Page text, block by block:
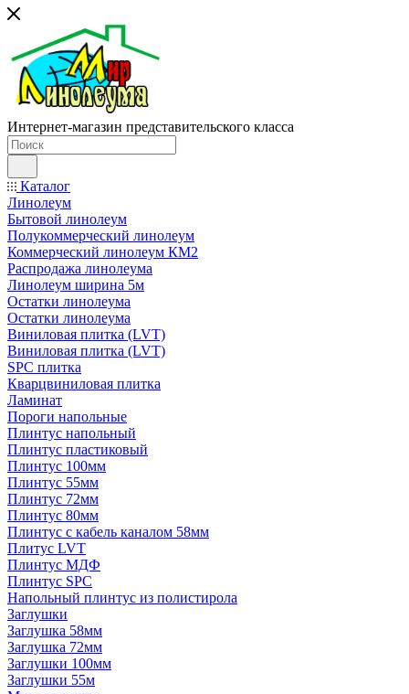
Интернет-магазин представительского класса
Каталог
Линолеум
Бытовой линолеум
Полукоммерческий линолеум
Коммерческий линолеум КМ2
Распродажа линолеума
Линолеум ширина 5м
Остатки линолеума
Остатки линолеума
Виниловая плитка (LVT)
Виниловая плитка (LVT)
SPC плитка
Кварцвиниловая плитка
Ламинат
Пороги напольные
Плинтус напольный
Плинтус пластиковый
Плинтус 100мм
Плинтус 55мм
Плинтус 72мм
Плинтус 80мм
Плинтус с кабель каналом 58мм
Плитус LVT
Плинтус МДФ
Плинтус SPC
Напольный плинтус из полистирола
Заглушки
Заглушка 58мм
Заглушка 72мм
Заглушки 100мм
Заглушки 55м